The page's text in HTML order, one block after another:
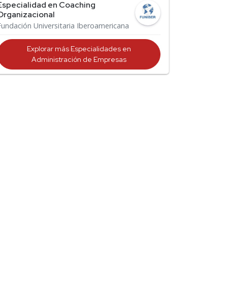
en Coaching
Universitaria Iberoamericana
Explorar más Especialidades en
Administración de Empresas